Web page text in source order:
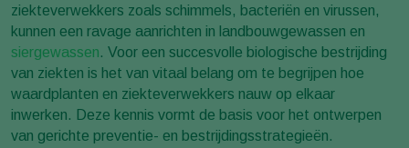
ziekteverwekkers zoals schimmels, bacteriën en virussen,
kunnen een ravage aanrichten in landbouwgewassen en
siergewassen. Voor een succesvolle biologische bestrijding
van ziekten is het van vitaal belang om te begrijpen hoe
waardplanten en ziekteverwekkers nauw op elkaar
inwerken. Deze kennis vormt de basis voor het ontwerpen
van gerichte preventie- en bestrijdingsstrategieën.